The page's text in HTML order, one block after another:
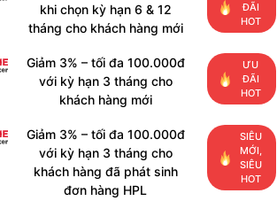
khi chọn kỳ hạn 6 & 12
tháng cho khách hàng mới
ĐÃI
HOT
Giảm 3% – tối đa 100.000đ
với kỳ hạn 3 tháng cho
khách hàng mới
ƯU
ĐÃI
HOT
Giảm 3% – tối đa 100.000đ
với kỳ hạn 3 tháng cho
khách hàng đã phát sinh
đơn hàng HPL
SIÊU
MỚI,
SIÊU
HOT